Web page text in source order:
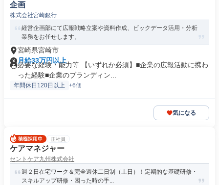
企画
株式会社宮崎銀行
経営企画部にて広報戦略立案や資料作成、ビックデータ活用・分析
業務をお任せします。
宮崎県宮崎市
月給33万円以上
必要な経験・能力等 【いずれか必須】■企業の広報活動に携わ
った経験■企業のブランディン...
年間休日120日以上 +6個
気になる
正社員
ケアマネジャー
セントケア九州株式会社
週２日在宅ワーク＆完全週休二日制（土日）！定期的な基礎研修・
スキルアップ研修・困った時の手...